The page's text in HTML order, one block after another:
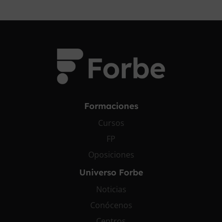
Formaciones
Cursos
FP
Oposiciones
Universo Forbe
Noticias
Conócenos